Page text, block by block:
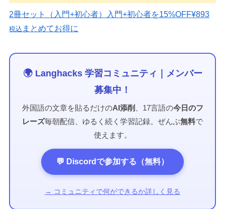
2冊セット（入門+初心者） 入門+初心者を15%OFF¥893
税込 まとめてお得に
🌍 Langhacks 学習コミュニティ｜メンバー
募集中！
外国語の文章を貼るだけのAI添削 、17言語の今日のフ
レーズ毎朝配信、ゆるく続く学習記録。ぜんぶ無料で
使えます。
💬 Discordで参加する（無料）
→ コミュニティで何ができるか詳しく見る